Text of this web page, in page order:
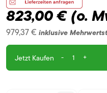
823,00 €(o.
979,37 € inklusive
Jetzt Kaufen - +